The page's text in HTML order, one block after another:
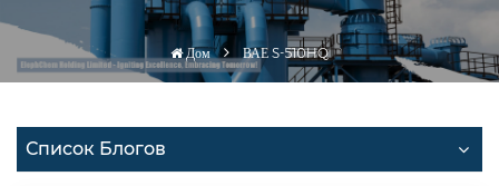
Дом ВАЕ S-510HQ
Список Блогов